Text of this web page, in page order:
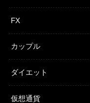
FX
カップル
ダイエット
仮想通貨